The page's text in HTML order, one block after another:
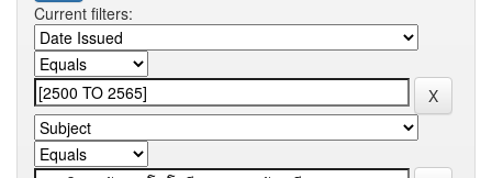
Current filters: